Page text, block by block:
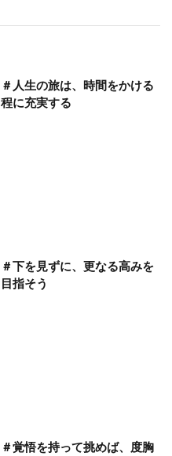
＃人生の旅は、時間をかける
程に充実する
＃下を見ずに、更なる高みを
目指そう
＃覚悟を持って挑めば、度胸